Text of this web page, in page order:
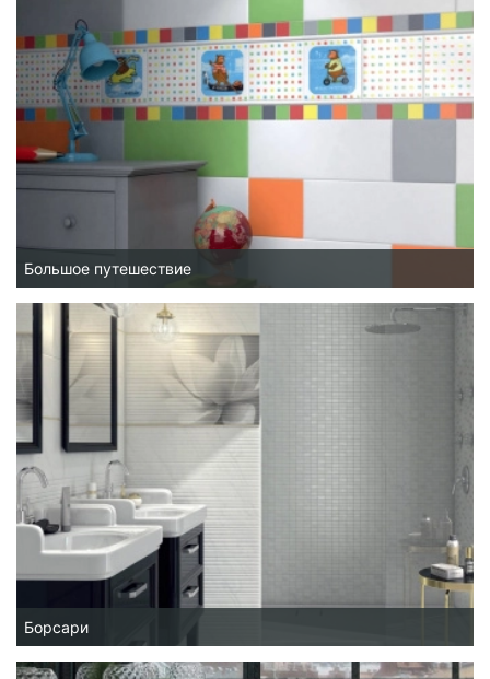
Большое путешествие
Борсари